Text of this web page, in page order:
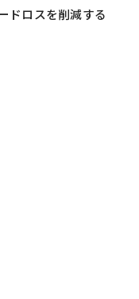
ドロスを削減する